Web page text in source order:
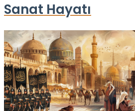
Sanat Hayatı